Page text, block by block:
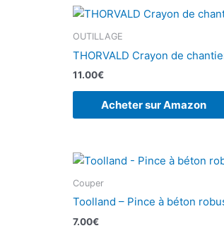
OUTILLAGE
THORVALD Crayon de
11.00€
Acheter sur Amazon
Couper
Toolland – Pince à béton
7.00€